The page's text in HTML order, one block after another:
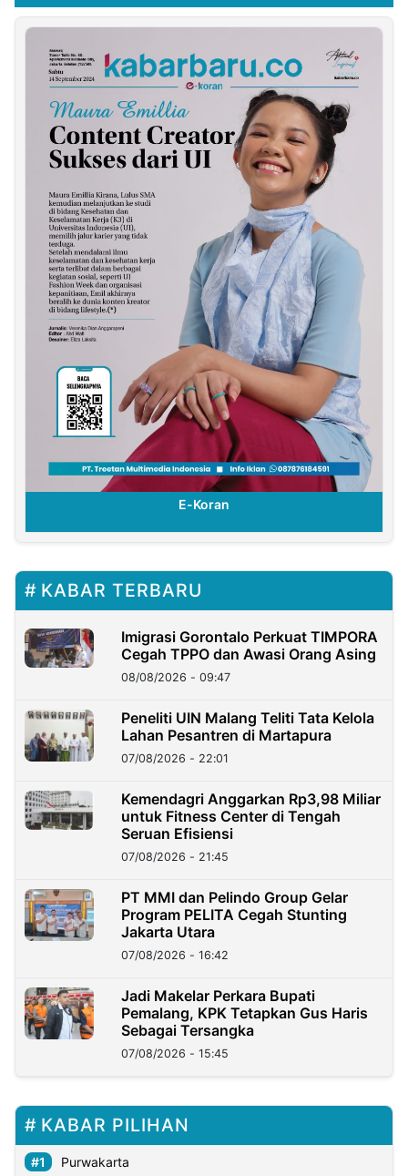
E-Koran
KABAR TERBARU
Imigrasi Gorontalo Perkuat TIMPORA
Cegah TPPO dan Awasi Orang Asing
08/08/2026 - 09:47
Peneliti UIN Malang Teliti Tata Kelola
Lahan Pesantren di Martapura
07/08/2026 - 22:01
Kemendagri Anggarkan Rp3,98 Miliar
untuk Fitness Center di Tengah
Seruan Efisiensi
07/08/2026 - 21:45
PT MMI dan Pelindo Group Gelar
Program PELITA Cegah Stunting
Jakarta Utara
07/08/2026 - 16:42
Jadi Makelar Perkara Bupati
Pemalang, KPK Tetapkan Gus Haris
Sebagai Tersangka
07/08/2026 - 15:45
KABAR PILIHAN
Purwakarta